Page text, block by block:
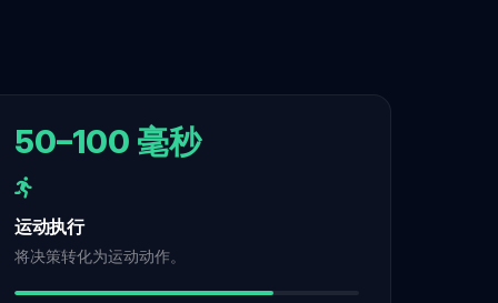
50–100 毫秒
运动执行
将决策转化为运动动作。